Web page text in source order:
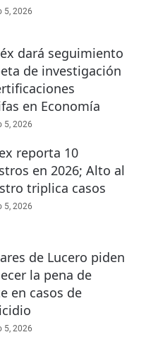
5, 2026
dará seguimiento
de investigación
en Economía
5, 2026
reporta 10
en 2026; Alto al
triplica casos
5, 2026
de Lucero piden
la pena de
en casos de
5, 2026